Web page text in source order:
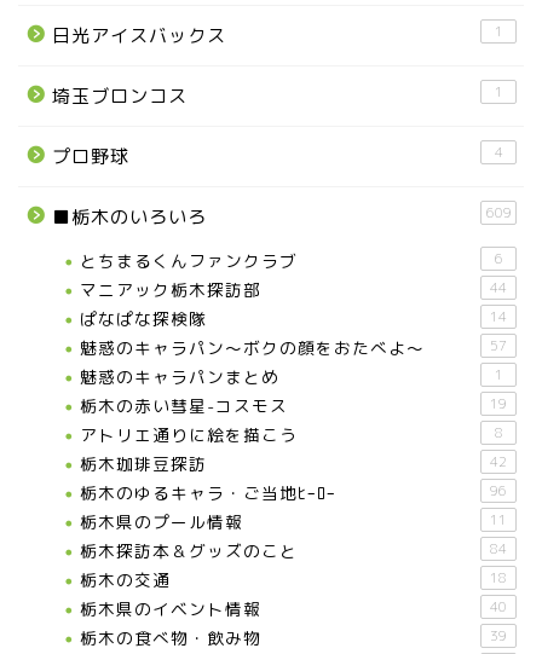
日光アイスバックス 1
埼玉ブロンコス 1
プロ野球 4
■栃木のいろいろ 609
とちまるくんファンクラブ 6
マニアック栃木探訪部 44
ぱなぱな探検隊 14
魅惑のキャラパン～ボクの顔をおたべよ～ 57
魅惑のキャラパンまとめ 1
栃木の赤い彗星-コスモス 19
アトリエ通りに絵を描こう 8
栃木珈琲豆探訪 42
栃木のゆるキャラ・ご当地ﾋｰﾛｰ 96
栃木県のプール情報 11
栃木探訪本＆グッズのこと 84
栃木の交通 18
栃木県のイベント情報 40
栃木の食べ物・飲み物 39